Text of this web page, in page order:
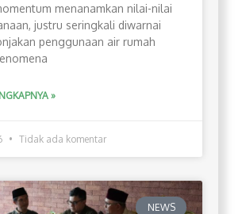
menanamkan nilai-nilai
justru seringkali diwarnai
penggunaan air rumah
»
Tidak ada komentar
NEWS